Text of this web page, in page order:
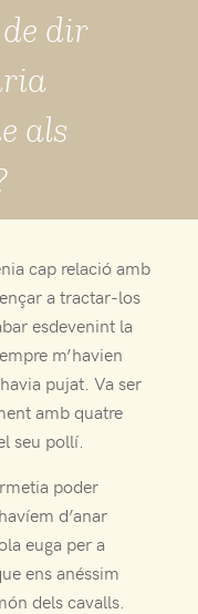
dir
als
cap relació amb
a tractar-los
esdevenint la
m’havien
pujat. Va ser
amb quatre
seu pollí.
poder
d’anar
euga per a
ens anéssim
dels cavalls.